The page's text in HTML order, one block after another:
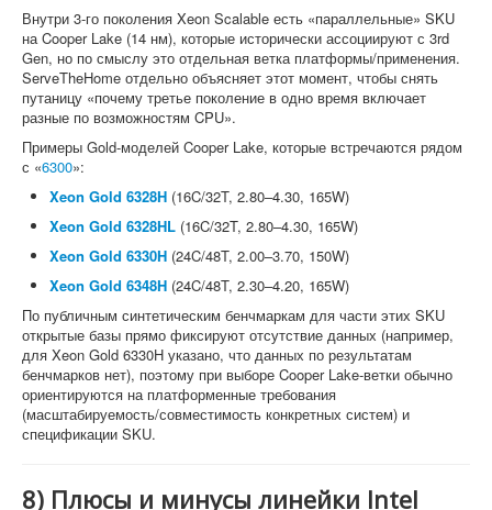
Внутри 3-го поколения Xeon Scalable есть «параллельные» SKU
на Cooper Lake (14 нм), которые исторически ассоциируют с 3rd
Gen, но по смыслу это отдельная ветка платформы/применения.
ServeTheHome отдельно объясняет этот момент, чтобы снять
путаницу «почему третье поколение в одно время включает
разные по возможностям CPU».
Примеры Gold-моделей Cooper Lake, которые встречаются рядом
с «6300»:
Xeon Gold 6328H (16C/32T, 2.80–4.30, 165W)
Xeon Gold 6328HL (16C/32T, 2.80–4.30, 165W)
Xeon Gold 6330H (24C/48T, 2.00–3.70, 150W)
Xeon Gold 6348H (24C/48T, 2.30–4.20, 165W)
По публичным синтетическим бенчмаркам для части этих SKU
открытые базы прямо фиксируют отсутствие данных (например,
для Xeon Gold 6330H указано, что данных по результатам
бенчмарков нет), поэтому при выборе Cooper Lake-ветки обычно
ориентируются на платформенные требования
(масштабируемость/совместимость конкретных систем) и
спецификации SKU.
8) Плюсы и минусы линейки Intel